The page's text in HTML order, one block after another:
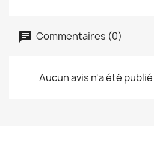
Commentaires (0)
Aucun avis n'a été